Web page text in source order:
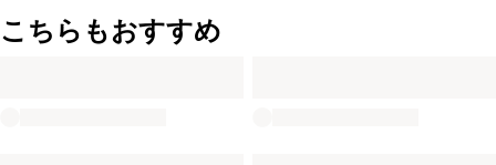
こちらもおすすめ